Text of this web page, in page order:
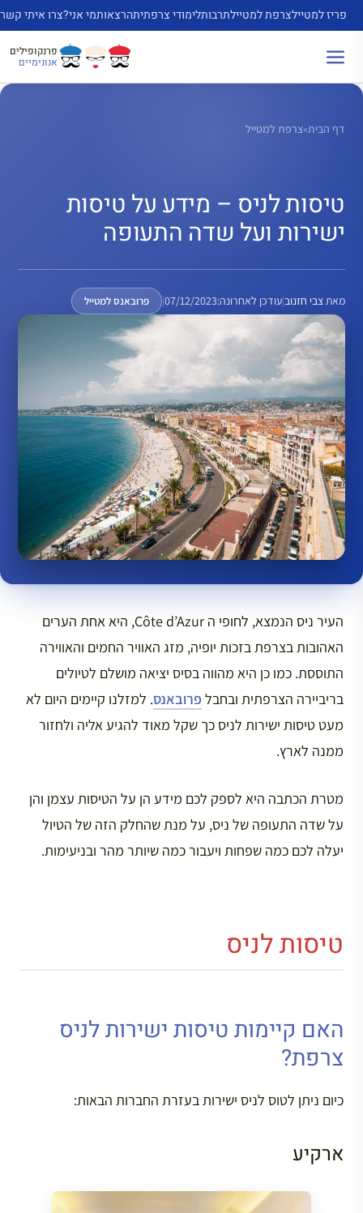
לדלג
לתוכן
פריז למטיילצרפת למטיילתרבותלימודי צרפתיתהרצאותמי אני?צרו איתי קשר
פרנקופילים
אנונימיים
דף הבית»צרפת למטייל
טיסות לניס – מידע על טיסות
ישירות ועל שדה התעופה
מאתצבי חזנוב|עודכן לאחרונה:07/12/2023
| פרובאנס למטייל
העיר ניס הנמצא, לחופי ה Côte d’Azur, היא אחת הערים
האהובות בצרפת בזכות יופיה, מזג האוויר החמים והאווירה
התוססת. כמו כן היא מהווה בסיס יציאה מושלם לטיולים
בריביירה הצרפתית ובחבל פרובאנס. למזלנו קיימים היום לא
מעט טיסות ישירות לניס כך שקל מאוד להגיע אליה ולחזור
ממנה לארץ.
מטרת הכתבה היא לספק לכם מידע הן על הטיסות עצמן והן
על שדה התעופה של ניס, על מנת שהחלק הזה של הטיול
יעלה לכם כמה שפחות ויעבור כמה שיותר מהר ובניעימות.
טיסות לניס
האם קיימות טיסות ישירות לניס
צרפת?
כיום ניתן לטוס לניס ישירות בעזרת החברות הבאות:
ארקיע